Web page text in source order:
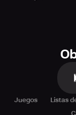
Juegos Listas